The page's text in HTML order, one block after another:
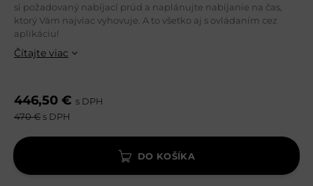
si požadovaný nabíjací prúd a naplánujte nabíjanie na čas,
ktorý Vám najviac vyhovuje. A to všetko aj s ovládaním cez
aplikáciu!
Čítajte viac
446,50 € s DPH
470 € s DPH
DO KOŠÍKA